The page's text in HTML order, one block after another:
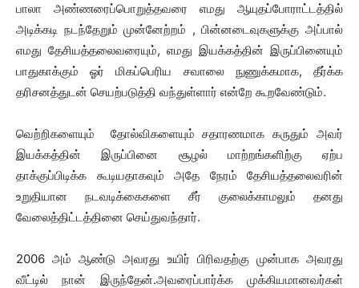
பாலா அண்ணரைப்பொறுத்தவரை எமது ஆயுதப்போராட்டத்தில்
அடிக்கடி நடந்தேறும் முன்னேற்றம் , பின்னடைவுகளுக்கு அப்பால்
எமது தேசியத்தலைவரையும், எமது இயக்கத்தின் இருப்பினையும்
பாதுகாக்கும் ஓர் மிகப்பெரிய சவாலை நுணுக்கமாக, தீர்க்க
தரிசனத்துடன் செயற்படுத்தி வந்துள்ளார் என்றே கூறவேண்டும்.
வெற்றிகளையும் தோல்விகளையும் சதாரணமாக கருதும் அவர்
இயக்கத்தின் இருப்பினை சூழல் மாற்றங்களிற்கு ஏற்ப
தாக்குப்பிடிக்க கூடியதாகவும் அதே நேரம் தேசியத்தலைவரின்
உறுதியான நடவடிக்கைகளை சீர் குலைக்காமலும் தனது
வேலைத்திட்டத்தினை செய்துவந்தார்.
2006 அம் ஆண்டு அவரது உயிர் பிரிவதற்கு முன்பாக அவரது
வீட்டில் நான் இருந்தேன்.அவரைப்பார்க்க முக்கியமானவர்கள்